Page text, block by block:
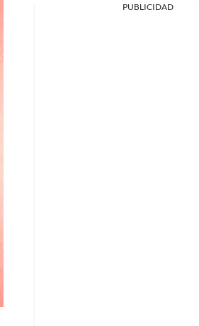
PUBLICIDAD